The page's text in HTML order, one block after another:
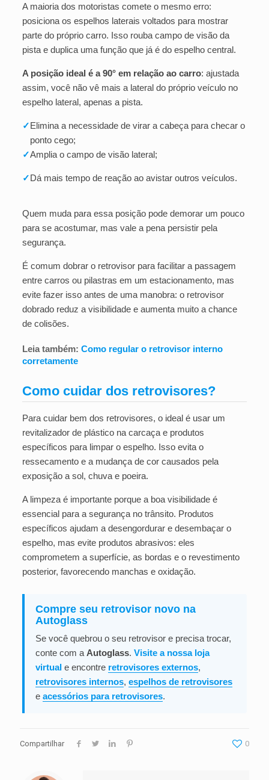
A maioria dos motoristas comete o mesmo erro:
posiciona os espelhos laterais voltados para mostrar
parte do próprio carro. Isso rouba campo de visão da
pista e duplica uma função que já é do espelho central.
A posição ideal é a 90° em relação ao carro: ajustada
assim, você não vê mais a lateral do próprio veículo no
espelho lateral, apenas a pista.
✓Elimina a necessidade de virar a cabeça para checar o
ponto cego;
✓Amplia o campo de visão lateral;
✓Dá mais tempo de reação ao avistar outros veículos.
Quem muda para essa posição pode demorar um pouco
para se acostumar, mas vale a pena persistir pela
segurança.
É comum dobrar o retrovisor para facilitar a passagem
entre carros ou pilastras em um estacionamento, mas
evite fazer isso antes de uma manobra: o retrovisor
dobrado reduz a visibilidade e aumenta muito a chance
de colisões.
Leia também: Como regular o retrovisor interno
corretamente
Como cuidar dos retrovisores?
Para cuidar bem dos retrovisores, o ideal é usar um
revitalizador de plástico na carcaça e produtos
específicos para limpar o espelho. Isso evita o
ressecamento e a mudança de cor causados pela
exposição a sol, chuva e poeira.
A limpeza é importante porque a boa visibilidade é
essencial para a segurança no trânsito. Produtos
específicos ajudam a desengordurar e desembaçar o
espelho, mas evite produtos abrasivos: eles
comprometem a superfície, as bordas e o revestimento
posterior, favorecendo manchas e oxidação.
Compre seu retrovisor novo na
Autoglass
Se você quebrou o seu retrovisor e precisa trocar,
conte com a Autoglass. Visite a nossa loja
virtuale encontre retrovisores externos,
retrovisores internos, espelhos de retrovisores
e acessórios para retrovisores.
Compartilhar 0